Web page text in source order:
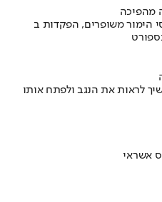
לראות את הנגב ולפתח אותו